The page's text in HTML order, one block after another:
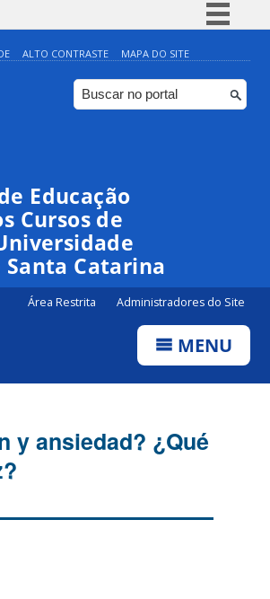
Simplifique!
Comunica BR
Participe
ALTO CONTRASTE MAPA DO SITE
Educação
Cursos de
Santa Catarina
Área Restrita Administradores do Site
MENU
y ansiedad? ¿Qué